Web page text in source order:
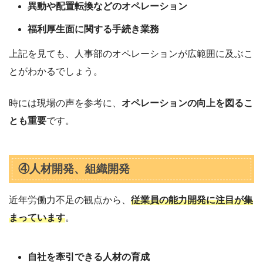
異動や配置転換などのオペレーション
福利厚生面に関する手続き業務
上記を見ても、人事部のオペレーションが広範囲に及ぶこ
とがわかるでしょう。
時には現場の声を参考に、 オペレーションの向上を図るこ
とも重要です。
④人材開発、組織開発
近年労働力不足の観点から、 従業員の能力開発に注目が集
まっています。
自社を牽引できる人材の育成